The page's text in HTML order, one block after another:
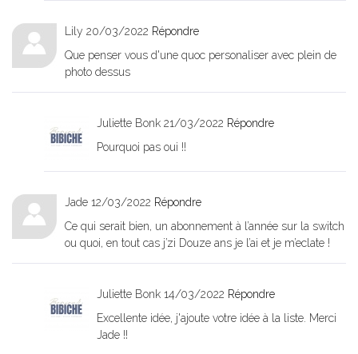
Lily 20/03/2022 Répondre
Que penser vous d'une quoc personaliser avec plein de
photo dessus
Juliette Bonk 21/03/2022 Répondre
Pourquoi pas oui !!
Jade 12/03/2022 Répondre
Ce qui serait bien, un abonnement à l’année sur la switch
ou quoi, en tout cas j’zi Douze ans je l’ai et je m’eclate !
Juliette Bonk 14/03/2022 Répondre
Excellente idée, j'ajoute votre idée à la liste. Merci
Jade !!